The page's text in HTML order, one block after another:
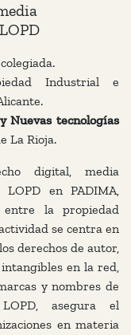
Industrial e
Nuevas tecnologías
La Rioja.
digital, media
en PADIMA,
entre la propiedad
se centra en
derechos de autor,
en la red,
y nombres de
asegura el
en materia